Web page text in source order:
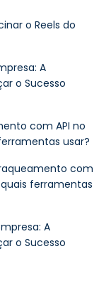
o Reels do
A
o Sucesso
com API no
usar?
com
ferramentas
A
o Sucesso